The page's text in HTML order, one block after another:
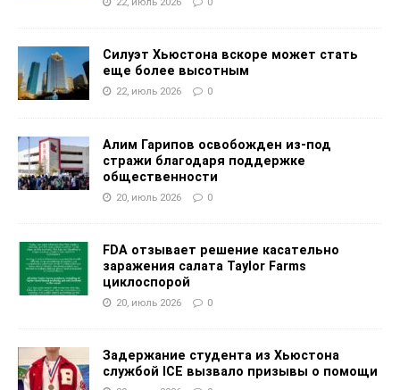
Силуэт Хьюстона вскоре может стать
еще более высотным
22, июль 2026 0
Алим Гарипов освобожден из-под
стражи благодаря поддержке
общественности
20, июль 2026 0
FDA отзывает решение касательно
заражения салата Taylor Farms
циклоспорой
20, июль 2026 0
Задержание студента из Хьюстона
службой ICE вызвало призывы о помощи